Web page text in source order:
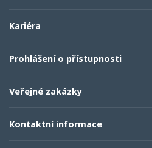
Kariéra
Prohlášení o přístupnosti
Veřejné zakázky
Kontaktní informace